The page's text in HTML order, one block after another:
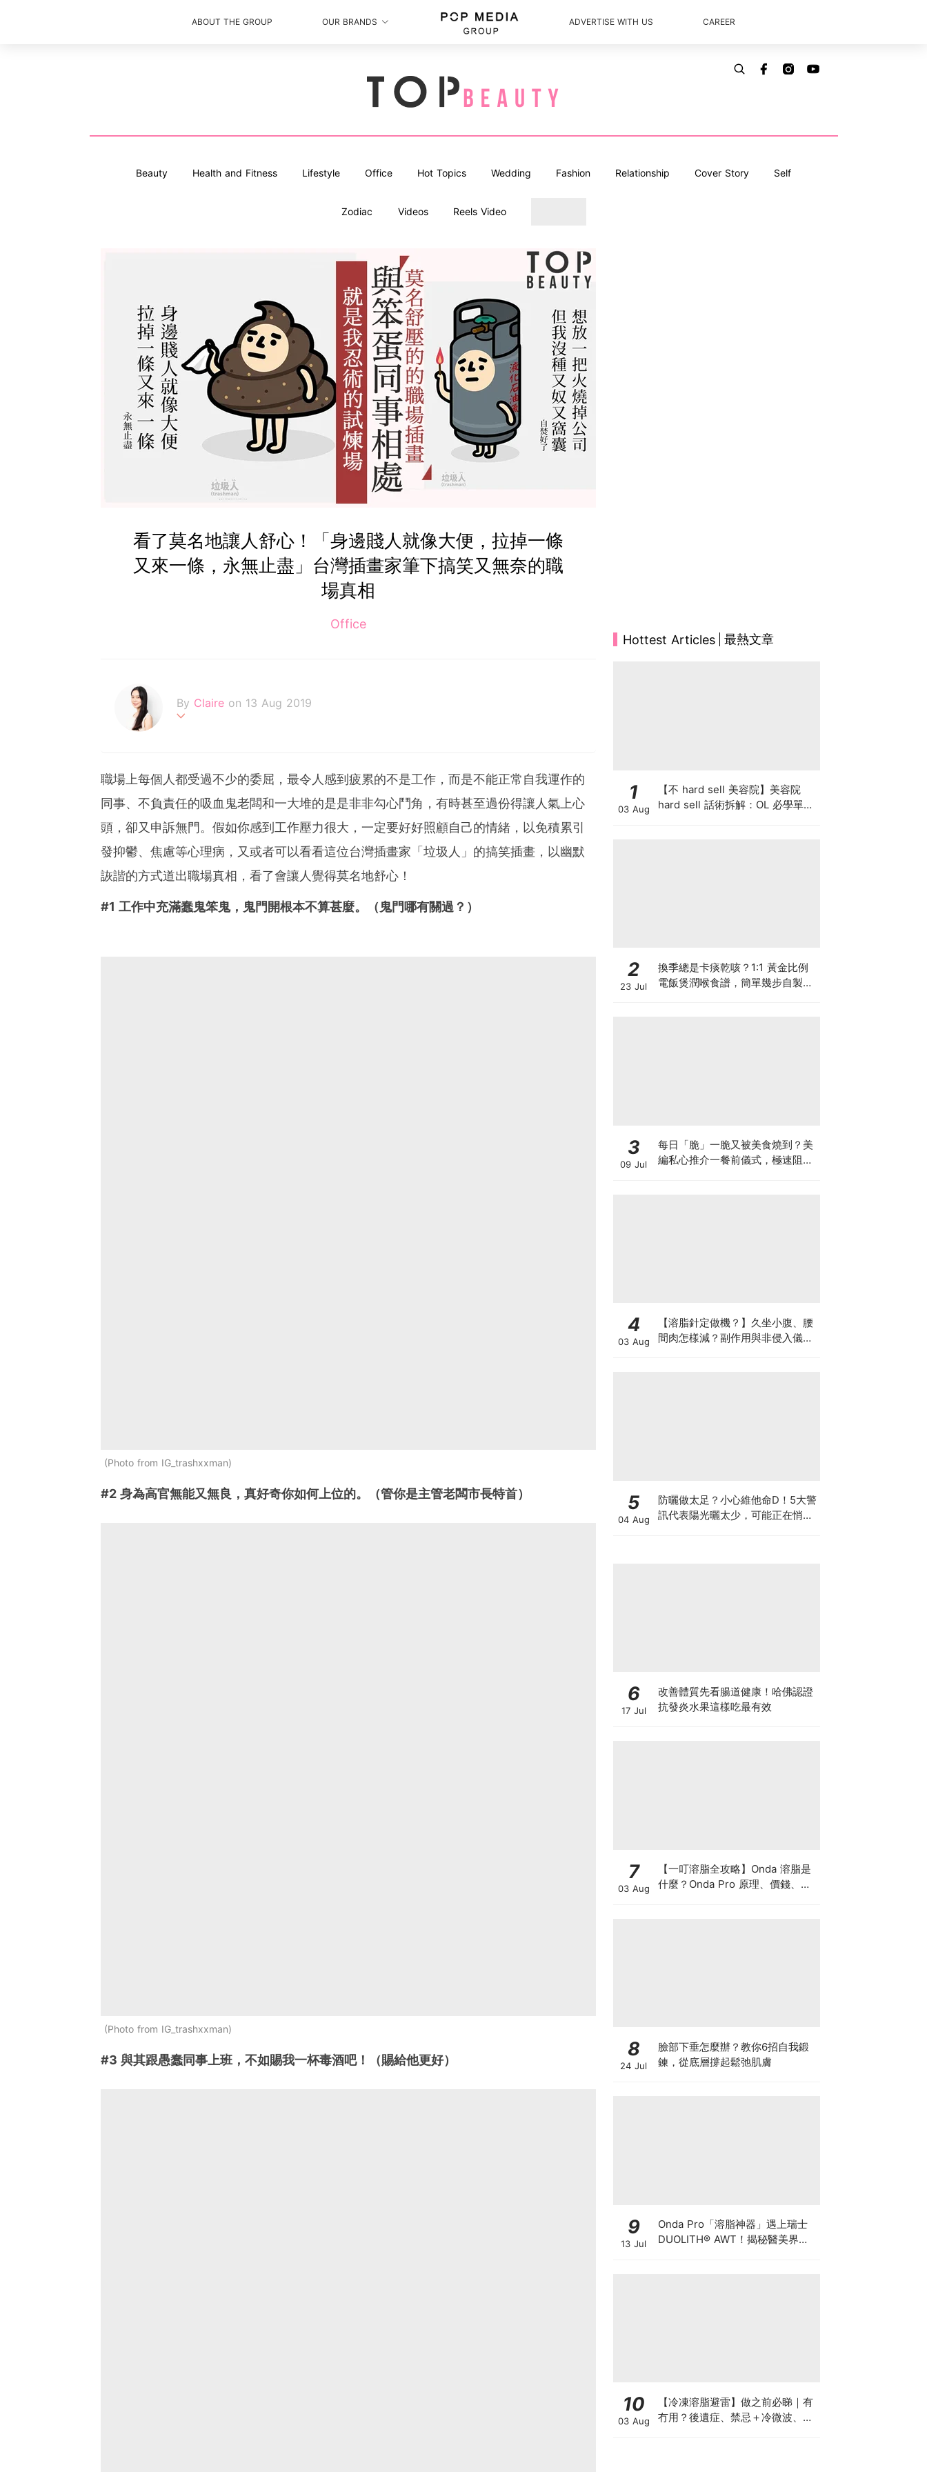
ABOUT THE GROUP OUR BRANDS ADVERTISE WITH US CAREER
Beauty Health and Fitness Lifestyle Office Hot Topics Wedding Fashion Relationship Cover Story Self
Zodiac Videos Reels Video
看了莫名地讓人舒心！「身邊賤人就像大便，拉掉一條
又來一條，永無止盡」台灣插畫家筆下搞笑又無奈的職
場真相
Office
By Claire on 13 Aug 2019
職場上每個人都受過不少的委屈，最令人感到疲累的不是工作，而是不能正常自我運作的
同事、不負責任的吸血鬼老闆和一大堆的是是非非勾心鬥角，有時甚至過份得讓人氣上心
頭，卻又申訴無門。假如你感到工作壓力很大，一定要好好照顧自己的情緒，以免積累引
發抑鬱、焦慮等心理病，又或者可以看看這位台灣插畫家「垃圾人」的搞笑插畫，以幽默
詼諧的方式道出職場真相，看了會讓人覺得莫名地舒心！
#1 工作中充滿蠢鬼笨鬼，鬼門開根本不算甚麼。（鬼門哪有關過？）
Photo from IG_trashxxman
#2 身為高官無能又無良，真好奇你如何上位的。（管你是主管老闆市長特首）
Photo from IG_trashxxman
#3 與其跟愚蠢同事上班，不如賜我一杯毒酒吧！（賜給他更好）
Hottest Articles 最熱文章
1
03 Aug
【不 hard sell 美容院】美容院
hard sell 話術拆解：OL 必學單次
2
23 Jul
換季總是卡痰乾咳？1:1 黃金比例
電飯煲潤喉食譜，簡單幾步自製天
3
09 Jul
每日「脆」一脆又被美食燒到？美
編私心推介一餐前儀式，極速阻碳
4
03 Aug
【溶脂針定做機？】久坐小腹、腰
間肉怎樣減？副作用與非侵入儀器
5
04 Aug
防曬做太足？小心維他命D！5大警
訊代表陽光曬太少，可能正在悄悄
6
17 Jul
改善體質先看腸道健康！哈佛認證
抗發炎水果這樣吃最有效
7
03 Aug
【一叮溶脂全攻略】Onda 溶脂是
什麼？Onda Pro 原理、價錢、次
8
24 Jul
臉部下垂怎麼辦？教你6招自我鍛
鍊，從底層撐起鬆弛肌膚
9
13 Jul
Onda Pro「溶脂神器」遇上瑞士
DUOLITH® AWT！揭秘醫美界悄
10
03 Aug
【冷凍溶脂避雷】做之前必睇｜有
冇用？後遺症、禁忌＋冷微波、雙